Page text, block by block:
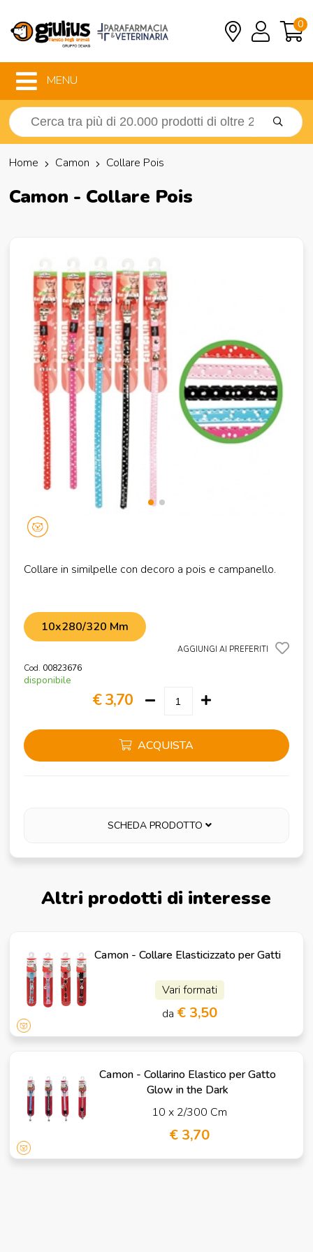
0
MENU
Home Camon Collare Pois
Camon - Collare Pois
Collare in similpelle con decoro a pois e campanello.
10x280/320 Mm
AGGIUNGI AI PREFERITI
Cod. 00823676
disponibile
€ 3,70
ACQUISTA
SCHEDA PRODOTTO
Altri prodotti di interesse
Camon - Collare Elasticizzato per Gatti
Vari formati
da € 3,50
Camon - Collarino Elastico per Gatto
Glow in the Dark
10 x 2/300 Cm
€ 3,70